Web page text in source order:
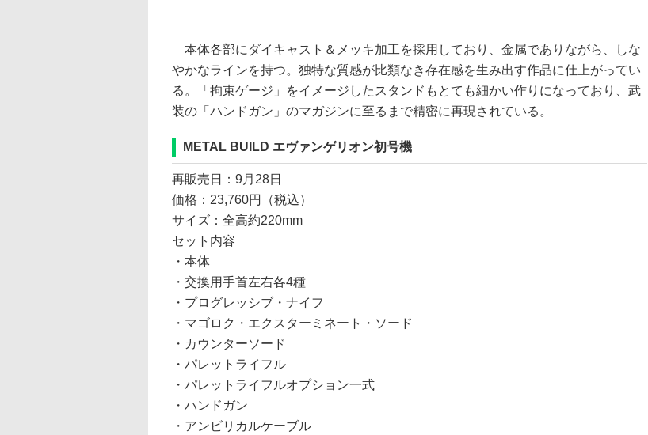
本体各部にダイキャスト＆メッキ加工を採用しており、金属でありながら、しな
やかなラインを持つ。独特な質感が比類なき存在感を生み出す作品に仕上がってい
る。「拘束ゲージ」をイメージしたスタンドもとても細かい作りになっており、武
装の「ハンドガン」のマガジンに至るまで精密に再現されている。
METAL BUILD エヴァンゲリオン初号機
再販売日：9月28日
価格：23,760円（税込）
サイズ：全高約220mm
セット内容
・本体
・交換用手首左右各4種
・プログレッシブ・ナイフ
・マゴロク・エクスターミネート・ソード
・カウンターソード
・パレットライフル
・パレットライフルオプション一式
・ハンドガン
・アンビリカルケーブル